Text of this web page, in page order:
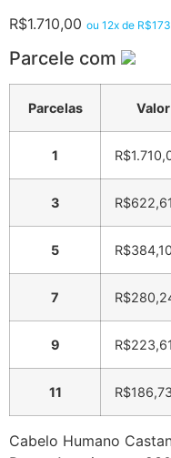
R$1.710,00 ou 12x de R$
Parcele com
Parcelas Valor
1 R$
3 R$622,61
5 R$384,10
7 R$
9 R$223,61
11 R$186,73
Cabelo Humano